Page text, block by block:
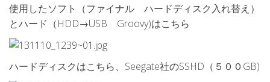
使用したソフト（ファイナル ハードディスク入れ替え）
とハード（HDD→USB Groovy)はこちら
ハードディスクはこちら、Seegate社のSSHD（５００GB)